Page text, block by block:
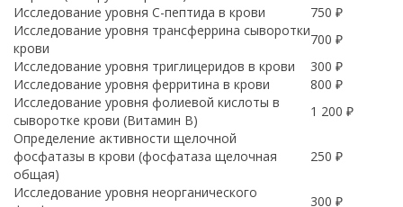
Исследование уровня C-пептида в крови
750 ₽
Исследование уровня трансферрина сыворотки
крови
700 ₽
Исследование уровня триглицеридов в крови
300 ₽
Исследование уровня ферритина в крови
800 ₽
Исследование уровня фолиевой кислоты в
сыворотке крови (Витамин B)
1 200 ₽
Определение активности щелочной
фосфатазы в крови (фосфатаза щелочная
общая)
250 ₽
Исследование уровня неорганического
300 ₽